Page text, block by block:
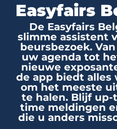
Easyfairs
De Easyfairs
slimme assistent
beursbezoek.
uw agenda tot
nieuwe
de app biedt
om het meeste
te halen. Blijf
time meldingen
die u anders